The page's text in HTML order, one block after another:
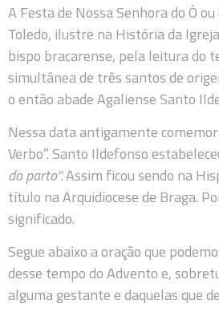
A Festa de Nossa Senhora do Ó
Toledo, ilustre na História da
bispo bracarense, pela leitura do
simultânea de três santos de
o então abade Agaliense Santo
Nessa data antigamente
Verbo”. Santo Ildefonso
do parto”.Assim ficou sendo na
título na Arquidiocese de Braga.
significado.
Segue abaixo a oração que
desse tempo do Advento e,
alguma gestante e daquelas que